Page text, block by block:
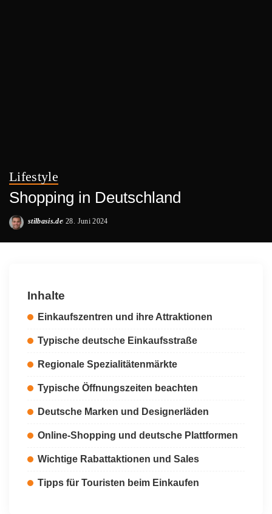
Lifestyle
Shopping in Deutschland
Posted
stilbasis.de 28. Juni 2024
Inhalte
Einkaufszentren und ihre Attraktionen
Typische deutsche Einkaufsstraße
Regionale Spezialitätenmärkte
Typische Öffnungszeiten beachten
Deutsche Marken und Designerläden
Online-Shopping und deutsche Plattformen
Wichtige Rabattaktionen und Sales
Tipps für Touristen beim Einkaufen